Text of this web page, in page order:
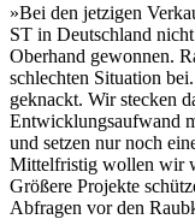
»Bei den jetzigen
ST in Deutschland
Oberhand gewonnen.
schlechten Situation
geknackt. Wir stecken
Entwicklungsaufwand
und setzen nur noch
Mittelfristig wollen wir
Größere Projekte
Abfragen vor den